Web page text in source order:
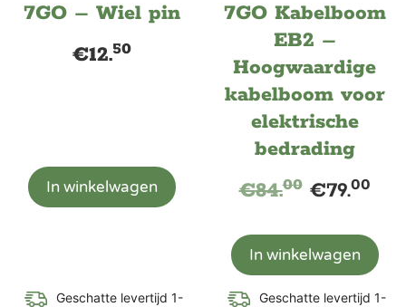
7GO – Wiel pin
€12.50
In winkelwagen
Geschatte levertijd 1-
7GO Kabelboom
EB2 –
Hoogwaardige
kabelboom voor
elektrische
bedrading
€84.00 €79.00
In winkelwagen
Geschatte levertijd 1-